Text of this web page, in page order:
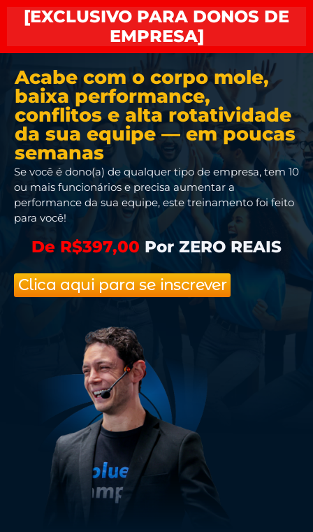
[EXCLUSIVO PARA DONOS DE
EMPRESA]
Acabe com o corpo mole,
baixa performance,
conflitos e alta rotatividade
da sua equipe — em poucas
semanas
Se você é dono(a) de qualquer tipo de empresa, tem 10
ou mais funcionários e precisa aumentar a
performance da sua equipe, este treinamento foi feito
para você!
De R$397,00 Por ZERO REAIS
Clica aqui para se inscrever